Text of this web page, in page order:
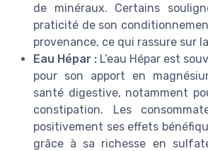
de minéraux. Certains
praticité de son
provenance, ce qui rassure sur
Eau Hépar : L’eau Hépar est
pour son apport en
santé digestive, notamment
constipation. Les
positivement ses effets
grâce à sa richesse en